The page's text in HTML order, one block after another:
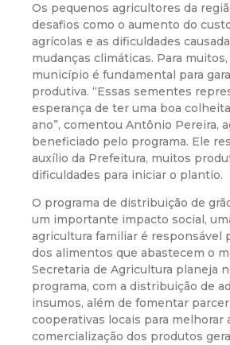
Os pequenos agricultores da
desafios como o aumento do
agrícolas e as dificuldades
mudanças climáticas. Para
município é fundamental para
produtiva. “Essas sementes
esperança de ter uma boa
ano”, comentou Antônio Pereira,
beneficiado pelo programa. Ele
auxílio da Prefeitura, muitos
dificuldades para iniciar o plantio.
O programa de distribuição de
um importante impacto social,
agricultura familiar é responsável
dos alimentos que abastecem o
Secretaria de Agricultura planeja
programa, com a distribuição de
insumos, além de fomentar
cooperativas locais para melhorar
comercialização dos produtos